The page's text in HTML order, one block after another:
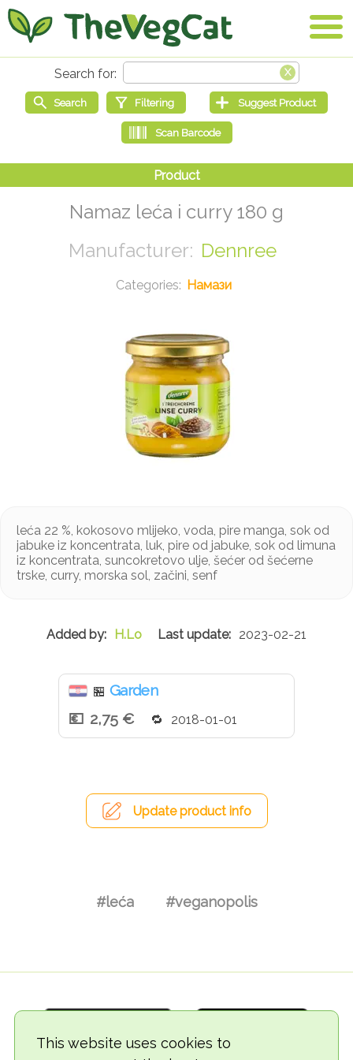
This website uses cookies to
Namaz leća i curry 180 g
Dennree
Намази
leća 22 %, kokosovo mlijeko, voda, pire manga, sok od
jabuke iz koncentrata, luk, pire od jabuke, sok od limuna
iz koncentrata, suncokretovo ulje, šećer od šećerne
trske, curry, morska sol, začini, senf
H.Lo 2023-02-21
🏪 Garden
2,75 €
2018-01-01
Update product info
#leća #veganopolis